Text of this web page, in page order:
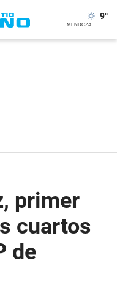
9°
primer
cuartos
de